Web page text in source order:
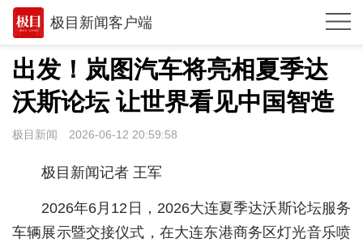
极目新闻客户端
推荐
体育
观点
武汉
出发！岚图汽车将亮相夏季达
沃斯论坛 让世界看见中国智造
极目新闻 2026-06-12 20:59:58
极目新闻记者 王军
2026年6月12日，2026大连夏季达沃斯论坛服务
车辆展示暨交接仪式，在大连东港商务区灯光音乐喷